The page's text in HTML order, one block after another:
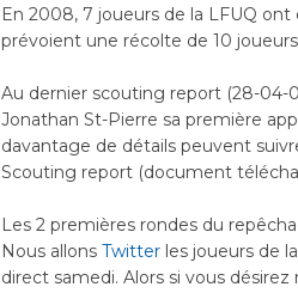
En 2008, 7 joueurs de la LFUQ
prévoient une récolte de 10
Au dernier scouting report (28-04-
Jonathan St-Pierre sa première
davantage de détails peuvent
Scouting report (document
Les 2 premières rondes du
Nous allons Twitter les joueurs de
direct samedi. Alors si vous